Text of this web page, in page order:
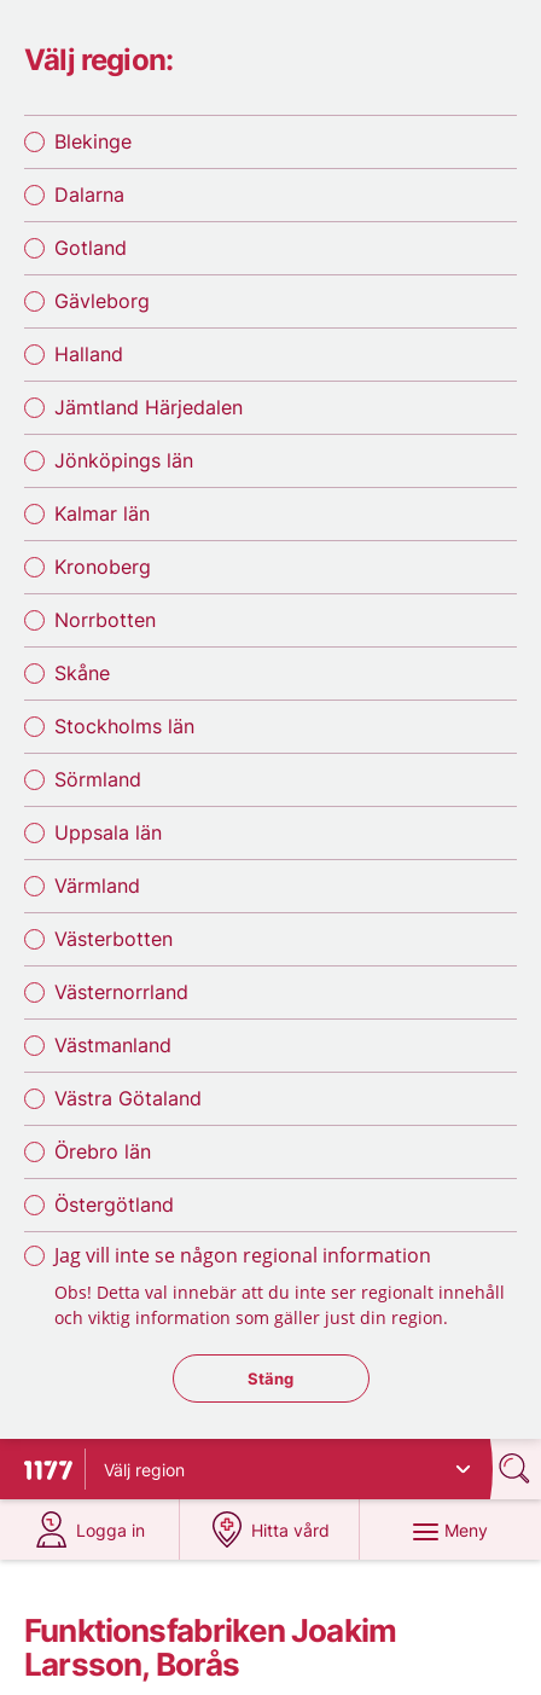
Välj region:
Blekinge
Dalarna
Gotland
Gävleborg
Halland
Jämtland Härjedalen
Jönköpings län
Kalmar län
Kronoberg
Norrbotten
Skåne
Stockholms län
Sörmland
Uppsala län
Värmland
Västerbotten
Västernorrland
Västmanland
Västra Götaland
Örebro län
Östergötland
Jag vill inte se någon regional information
Obs! Detta val innebär att du inte ser regionalt innehåll
och viktig information som gäller just din region.
Stäng regionsväljaren
Stäng
Till startsidan för 1177
Välj region
Logga in
på 1177.se
Hitta vård
på 1177.se
Meny
Funktionsfabriken Joakim
Larsson, Borås